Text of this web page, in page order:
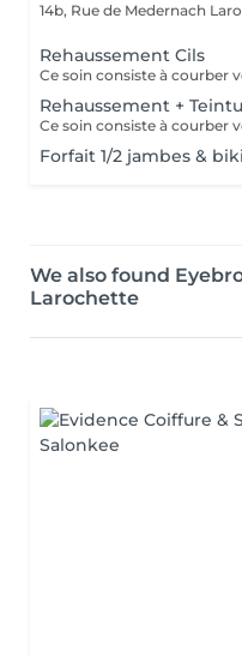
14b, Rue de Medernach
Rehaussement Cils
Ce soin consiste à courber
Rehaussement +
Forfait 1/2 jambes &
We also found
Larochette